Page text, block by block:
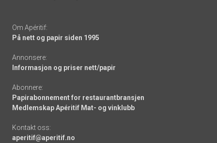
Om Apéritif:
På nett og papir siden 1995
Annonsere:
Informasjon og priser nett/papir
Abonnere:
Papirabonnement for restaurantbransjen
Medlemskap Apéritif Mat- og vinklubb
Kontakt oss:
aperitif@aperitif.no